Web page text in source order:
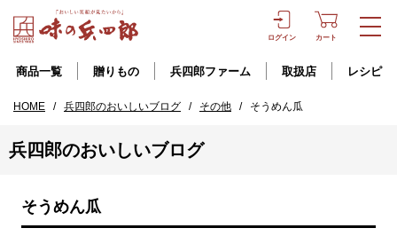
ログイン カート
商品一覧 贈りもの 兵四郎ファーム 取扱店 レシピ
HOME / 兵四郎のおいしいブログ / その他 / そうめん瓜
兵四郎のおいしいブログ
そうめん瓜